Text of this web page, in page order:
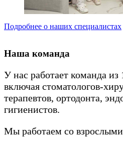
Подробнее о наших специалистах
Наша команда
У нас работает команда из
включая стоматологов-
терапевтов, ортодонта,
гигиенистов.
Мы работаем со